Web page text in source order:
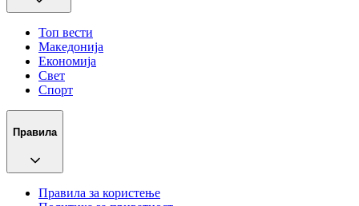
Топ вести
Македонија
Економија
Свет
Спорт
Правила
Правила за користење